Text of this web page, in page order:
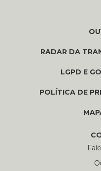
RADAR DA
LGPD E
POLÍTICA DE